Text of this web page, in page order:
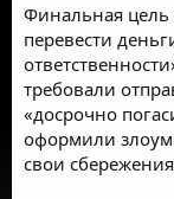
Финальная цель
перевести
требовали
«досрочно
оформили
свои